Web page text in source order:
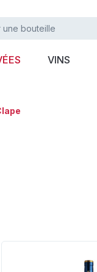
VINS